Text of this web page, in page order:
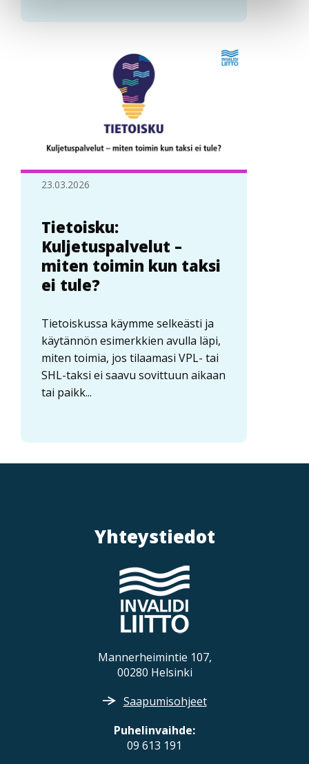
23.03.2026
Tietoisku:
Kuljetuspalvelut –
miten toimin kun taksi
ei tule?
Tietoiskussa käymme selkeästi ja
käytännön esimerkkien avulla läpi,
miten toimia, jos tilaamasi VPL- tai
SHL-taksi ei saavu sovittuun aikaan
tai paikk...
Yhteystiedot
Mannerheimintie 107,
00280 Helsinki
Saapumisohjeet
Puhelinvaihde:
09 613 191